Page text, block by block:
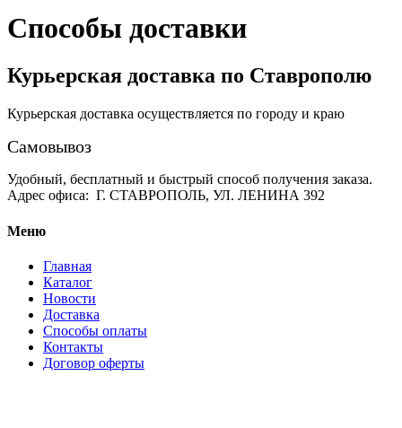
Способы доставки
Курьерская доставка по Ставрополю
Курьерская доставка осуществляется по городу и краю
Самовывоз
Удобный, бесплатный и быстрый способ получения заказа.
Адрес офиса: Г. СТАВРОПОЛЬ, УЛ. ЛЕНИНА 392
Меню
Главная
Каталог
Новости
Доставка
Способы оплаты
Контакты
Договор оферты